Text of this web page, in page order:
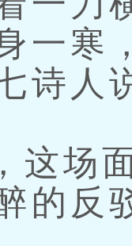
一寒
诗人
场
的反